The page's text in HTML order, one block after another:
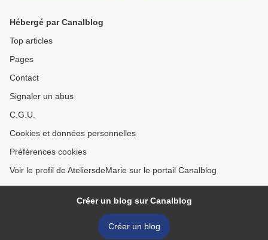
Hébergé par Canalblog
Top articles
Pages
Contact
Signaler un abus
C.G.U.
Cookies et données personnelles
Préférences cookies
Voir le profil de AteliersdeMarie sur le portail Canalblog
Créer un blog sur Canalblog
Créer un blog